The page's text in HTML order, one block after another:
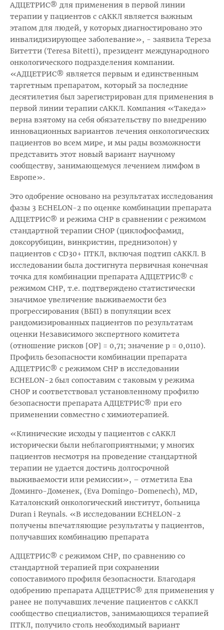
АДЦЕТРИС® для применения в первой линии
терапии у пациентов с сАККЛ является важным
этапом для людей, у которых диагностировано это
инвалидизирующее заболевание», - заявила Тереза
Битетти (Teresa Bitetti), президент международного
онкологического подразделения компании.
«АДЦЕТРИС® является первым и единственным
таргетным препаратом, который за последние
десятилетия был зарегистрирован для применения в
первой линии терапии сАККЛ. Компания «Такеда»
верна взятому на себя обязательству по внедрению
инновационных вариантов лечения онкологических
пациентов во всем мире, и мы рады возможности
представить этот новый вариант научному
сообществу, занимающемуся лечением лимфом в
Европе».
Это одобрение основано на результатах исследования
фазы 3 ECHELON-2 по оценке комбинации препарата
АДЦЕТРИС® и режима CHP в сравнении с режимом
стандартной терапии CHOP (циклофосфамид,
доксорубицин, винкристин, преднизолон) у
пациентов с CD30+ ПТКЛ, включая подтип сАККЛ. В
исследовании была достигнута первичная конечная
точка для комбинации препарата АДЦЕТРИС® с
режимом CHP, т.е. подтверждено статистически
значимое увеличение выживаемости без
прогрессирования (ВБП) в популяции всех
рандомизированных пациентов по результатам
оценки Независимого экспертного комитета
(отношение рисков [ОР] = 0,71; значение р = 0,0110).
Профиль безопасности комбинации препарата
АДЦЕТРИС® с режимом CHP в исследовании
ECHELON-2 был сопоставим с таковым у режима
CHOP и соответствовал установленному профилю
безопасности препарата АДЦЕТРИС® при его
применении совместно с химиотерапией.
«Клинические исходы у пациентов с сАККЛ
исторически были неблагоприятными; у многих
пациентов несмотря на проведение стандартной
терапии не удается достичь долгосрочной
выживаемости или ремиссии», – отметила Ева
Доминго-Доменек, (Eva Domingo-Domenech), MD,
Каталонский онкологический институт, больница
Duran i Reynals. «В исследовании ECHELON-2
получены впечатляющие результаты у пациентов,
получавших комбинацию препарата
АДЦЕТРИС® с режимом CHP, по сравнению со
стандартной терапией при сохранении
сопоставимого профиля безопасности. Благодаря
одобрению препарата АДЦЕТРИС® для применения у
ранее не получавших лечение пациентов с сАККЛ
сообщество специалистов, занимающихся терапией
ПТКЛ, получило столь необходимый вариант